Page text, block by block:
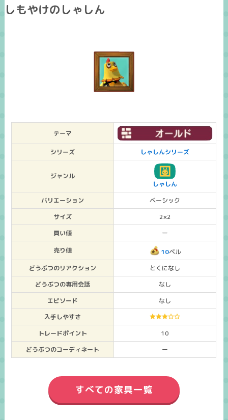
しもやけのしゃしん
テーマ
シリーズ しゃしんシリーズ
ジャンル
しゃしん
バリエーション
ベーシック
サイズ
2×2
買い値
ー
売り値
10ベル
どうぶつのリアクション
とくになし
どうぶつの専用会話
なし
エピソード
なし
入手しやすさ
トレードポイント
10
どうぶつのコーディネート
ー
すべての家具一覧